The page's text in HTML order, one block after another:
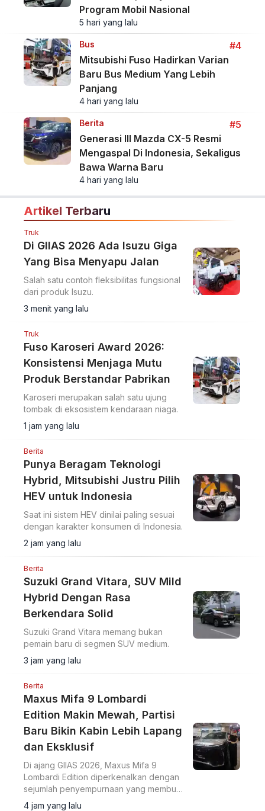
Program Mobil Nasional
5 hari yang lalu
Bus
#4
Mitsubishi Fuso Hadirkan Varian
Baru Bus Medium Yang Lebih
Panjang
4 hari yang lalu
Berita
#5
Generasi III Mazda CX-5 Resmi
Mengaspal Di Indonesia, Sekaligus
Bawa Warna Baru
4 hari yang lalu
Artikel Terbaru
Truk
Di GIIAS 2026 Ada Isuzu Giga
Yang Bisa Menyapu Jalan
Salah satu contoh fleksibilitas fungsional
dari produk Isuzu.
3 menit yang lalu
Truk
Fuso Karoseri Award 2026:
Konsistensi Menjaga Mutu
Produk Berstandar Pabrikan
Karoseri merupakan salah satu ujung
tombak di eksosistem kendaraan niaga.
1 jam yang lalu
Berita
Punya Beragam Teknologi
Hybrid, Mitsubishi Justru Pilih
HEV untuk Indonesia
Saat ini sistem HEV dinilai paling sesuai
dengan karakter konsumen di Indonesia.
2 jam yang lalu
Berita
Suzuki Grand Vitara, SUV Mild
Hybrid Dengan Rasa
Berkendara Solid
Suzuki Grand Vitara memang bukan
pemain baru di segmen SUV medium.
3 jam yang lalu
Berita
Maxus Mifa 9 Lombardi
Edition Makin Mewah, Partisi
Baru Bikin Kabin Lebih Lapang
dan Eksklusif
Di ajang GIIAS 2026, Maxus Mifa 9
Lombardi Edition diperkenalkan dengan
sejumlah penyempurnaan yang membuat
MPV listrik premium ini terasa semakin
4 jam yang lalu